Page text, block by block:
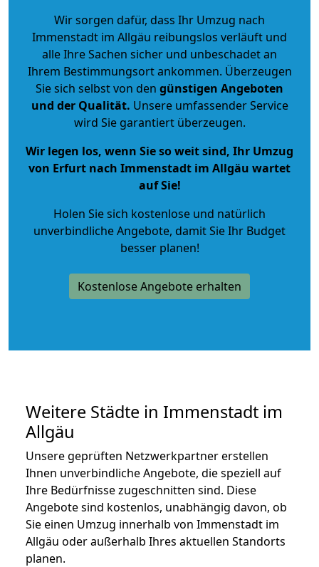
Wir sorgen dafür, dass Ihr Umzug nach
Immenstadt im Allgäu reibungslos verläuft und
alle Ihre Sachen sicher und unbeschadet an
Ihrem Bestimmungsort ankommen. Überzeugen
Sie sich selbst von den günstigen Angeboten
und der Qualität. Unsere umfassender Service
wird Sie garantiert überzeugen.
Wir legen los, wenn Sie so weit sind, Ihr Umzug
von Erfurt nach Immenstadt im Allgäu wartet
auf Sie!
Holen Sie sich kostenlose und natürlich
unverbindliche Angebote, damit Sie Ihr Budget
besser planen!
Kostenlose Angebote erhalten
Weitere Städte in Immenstadt im
Allgäu
Unsere geprüften Netzwerkpartner erstellen
Ihnen unverbindliche Angebote, die speziell auf
Ihre Bedürfnisse zugeschnitten sind. Diese
Angebote sind kostenlos, unabhängig davon, ob
Sie einen Umzug innerhalb von Immenstadt im
Allgäu oder außerhalb Ihres aktuellen Standorts
planen.